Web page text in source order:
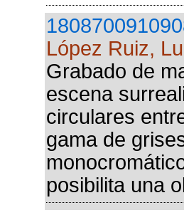
López Ruiz,
Grabado de
escena
circulares
gama de
posibilita una